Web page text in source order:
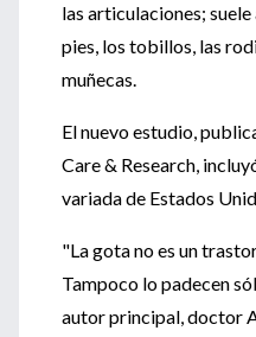
las articulaciones;
pies, los tobillos, las
muñecas.
El nuevo estudio,
Care & Research,
variada de Estados
"La gota no es un
Tampoco lo padecen
autor principal, doctor